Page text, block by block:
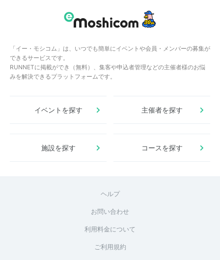
「イー・モシコム」は、いつでも簡単にイベントや会員・メンバーの募集が
できるサービスです。
RUNNETに掲載ができ（無料）、集客や申込者管理などの主催者様のお悩
みを解決できるプラットフォームです。
イベントを探す 主催者を探す
施設を探す コースを探す
ヘルプ
お問い合わせ
利用料金について
ご利用規約